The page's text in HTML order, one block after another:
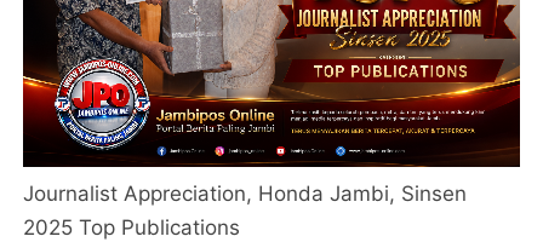
Journalist Appreciation, Honda Jambi, Sinsen
2025 Top Publications